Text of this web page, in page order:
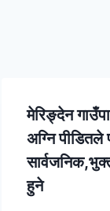
मेरिङ्देन
अग्नि पीडितले
हुने